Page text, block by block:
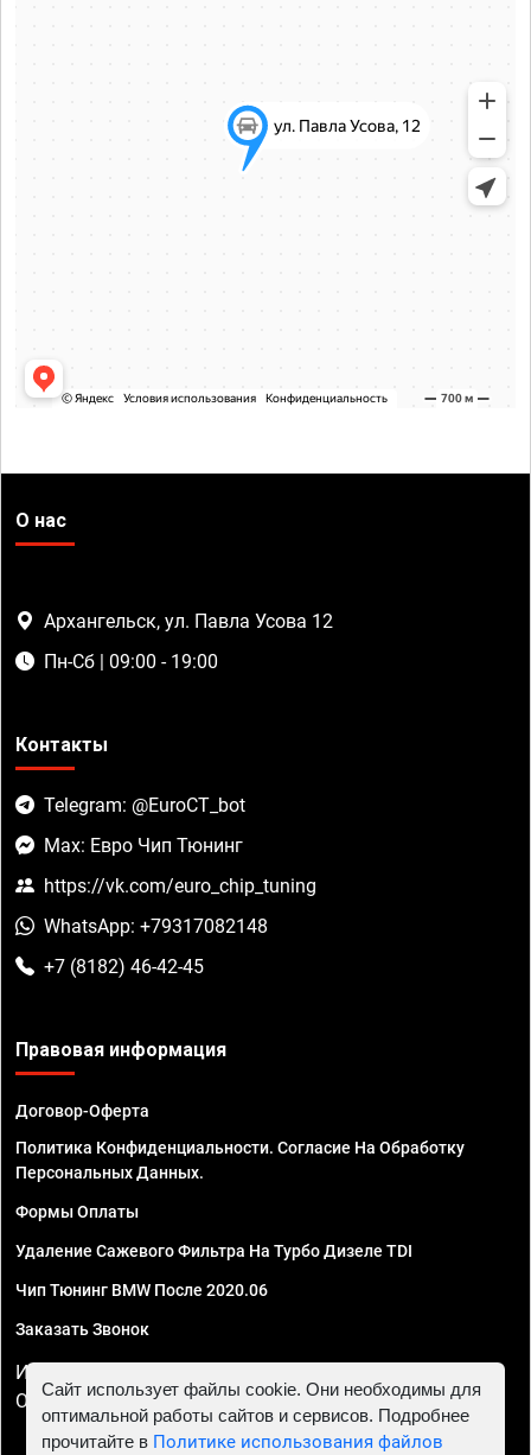
О нас
Архангельск, ул. Павла Усова 12
Пн-Сб | 09:00 - 19:00
Контакты
Telegram: @EuroCT_bot
Max: Евро Чип Тюнинг
https://vk.com/euro_chip_tuning
WhatsApp: +79317082148
+7 (8182) 46-42-45
Правовая информация
Договор-Оферта
Политика Конфиденциальности. Согласие На Обработку
Персональных Данных.
Формы Оплаты
Удаление Сажевого Фильтра На Турбо Дизеле TDI
Чип Тюнинг BMW После 2020.06
Заказать Звонок
ИП Смирнов Георгий Павлович. ИНН 781302555843,
ОГРНИП 324470400032610
Сайт использует файлы cookie. Они необходимы для
оптимальной работы сайтов и сервисов. Подробнее
прочитайте в Политике использования файлов